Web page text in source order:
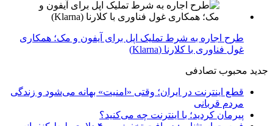
طرح اجاره به شرط تملیک اپل برای آیفون و مک؛ همکاری
غول فناوری با کلارنا (Klarna)
جدید محبوب تصادفی
قطع اینترنت در ایران؛ وقتی «امنیت» بهانه می‌شود و زندگی
مردم قربانی
پیرمان کردید؛ با اینترنت چه می‌کنید؟